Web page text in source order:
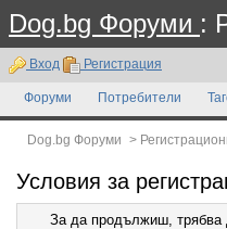
Dog.bg Форуми :
Вход Регистрация
Форуми Потребители
Dog.bg Форуми >
Условия за
За да продължиш, трябва